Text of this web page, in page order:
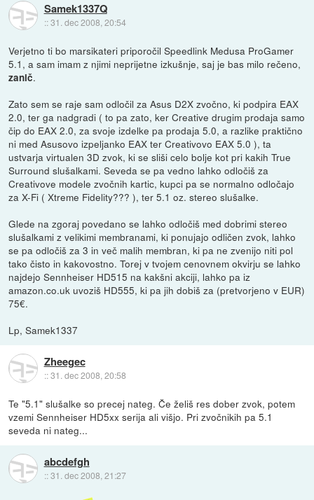
Samek1337Q
::31. dec 2008, 20:54
Verjetno ti bo marsikateri priporočil Speedlink Medusa ProGamer
5.1, a sam imam z njimi neprijetne izkušnje, saj je bas milo rečeno,
zanič.
Zato sem se raje sam odločil za Asus D2X zvočno, ki podpira EAX
2.0, ter ga nadgradi ( to pa zato, ker Creative drugim prodaja samo
čip do EAX 2.0, za svoje izdelke pa prodaja 5.0, a razlike praktično
ni med Asusovo izpeljanko EAX ter Creativovo EAX 5.0 ), ta
ustvarja virtualen 3D zvok, ki se sliši celo bolje kot pri kakih True
Surround slušalkami. Seveda se pa vedno lahko odločiš za
Creativove modele zvočnih kartic, kupci pa se normalno odločajo
za X-Fi ( Xtreme Fidelity??? ), ter 5.1 oz. stereo slušalke.
Glede na zgoraj povedano se lahko odločiš med dobrimi stereo
slušalkami z velikimi membranami, ki ponujajo odličen zvok, lahko
se pa odločiš za 3 in več malih membran, ki pa ne zvenijo niti pol
tako čisto in kakovostno. Torej v tvojem cenovnem okvirju se lahko
najdejo Sennheiser HD515 na kakšni akciji, lahko pa iz
amazon.co.uk uvoziš HD555, ki pa jih dobiš za (pretvorjeno v EUR)
75€.
Lp, Samek1337
Zheegec
::31. dec 2008, 20:58
Te "5.1" slušalke so precej nateg. Če želiš res dober zvok, potem
vzemi Sennheiser HD5xx serija ali višjo. Pri zvočnikih pa 5.1
seveda ni nateg...
abcdefgh
::31. dec 2008, 21:27